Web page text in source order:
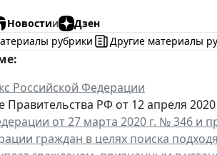
Новостии
Дзен
рубрики
Другие материалы
Российской Федерации
Правительства РФ от 12 апреля
от 27 марта 2020 г. № 346 и
граждан в целях поиска